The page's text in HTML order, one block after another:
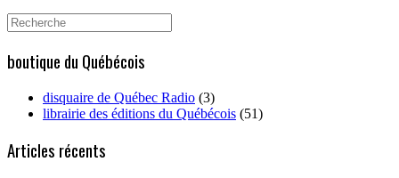
Search
for:
boutique du Québécois
disquaire de Québec Radio (3)
librairie des éditions du Québécois (51)
Articles récents